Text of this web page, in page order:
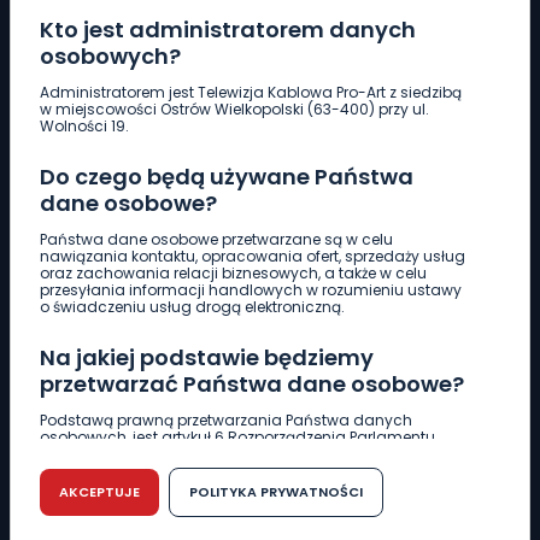
Kto jest administratorem danych
osobowych?
Administratorem jest Telewizja Kablowa Pro-Art z siedzibą
w miejscowości Ostrów Wielkopolski (63-400) przy ul.
Wolności 19.
Do czego będą używane Państwa
dane osobowe?
Państwa dane osobowe przetwarzane są w celu
nawiązania kontaktu, opracowania ofert, sprzedaży usług
oraz zachowania relacji biznesowych, a także w celu
przesyłania informacji handlowych w rozumieniu ustawy
o świadczeniu usług drogą elektroniczną.
Na jakiej podstawie będziemy
przetwarzać Państwa dane osobowe?
Podstawą prawną przetwarzania Państwa danych
osobowych, jest artykuł 6 Rozporządzenia Parlamentu
r. w sprawie ochrony osób fizycznych w związku z
przetwarzaniem danych osobowych w sprawie
swobodnego przepływu takich danych oraz uchylenia
dyrektywy 95/46/WE (RODO).
AKCEPTUJE POLITYKA PRYWATNOŚCI
Pobierz logotyp
661 997 997
REDAKCJA
62 735 22 22redakcja@wlkp24.info
DZIAŁ REKLAMY
62 735 01 85 reklama@wlkp24.info
WIADOMOŚCI
CIEKAWOSTKI